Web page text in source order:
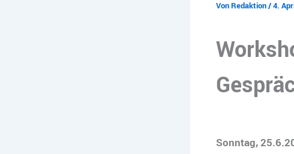
VonRedaktion/4.
Sonntag,